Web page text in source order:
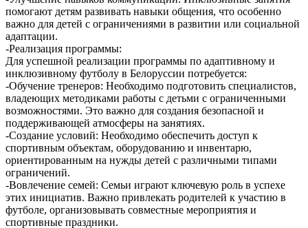
помогают детям развивать навыки общения, что особенно
важно для детей с ограничениями в развитии или социальной
адаптации.
-Реализация программы:
Для успешной реализации программы по адаптивному и
инклюзивному футболу в Белоруссии потребуется:
-Обучение тренеров: Необходимо подготовить специалистов,
владеющих методиками работы с детьми с ограниченными
возможностями. Это важно для создания безопасной и
поддерживающей атмосферы на занятиях.
-Создание условий: Необходимо обеспечить доступ к
спортивным объектам, оборудованию и инвентарю,
ориентированным на нужды детей с различными типами
ограничений.
-Вовлечение семей: Семьи играют ключевую роль в успехе
этих инициатив. Важно привлекать родителей к участию в
футболе, организовывать совместные мероприятия и
спортивные праздники.